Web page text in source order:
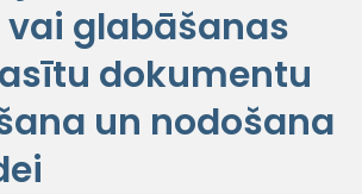
vai glabāšanas
dokumentu
un nodošana